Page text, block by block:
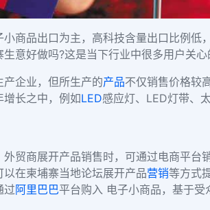
商品出口为主，高科技含量出口比例
生意好做吗?这是当下行业中很多用户关心
企业，但所生产的产品不仅销售价格较
长之中，例如LED感应灯、LED灯带、
贸商展开产品销售时，可通过电商平
以在柬埔寨当地论坛展开产品营销等方式
过阿里巴巴平台购入 电子小商品，基于